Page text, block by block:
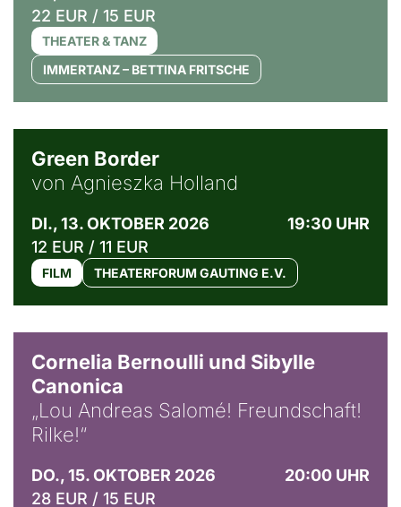
22 EUR / 15 EUR
THEATER & TANZ
IMMERTANZ – BETTINA FRITSCHE
Green Border
von Agnieszka Holland
DI., 13. OKTOBER 2026
19:30 UHR
12 EUR / 11 EUR
FILM THEATERFORUM GAUTING E.V.
Cornelia Bernoulli und Sibylle
Canonica
„Lou Andreas Salomé! Freundschaft!
Rilke!“
DO., 15. OKTOBER 2026
20:00 UHR
28 EUR / 15 EUR